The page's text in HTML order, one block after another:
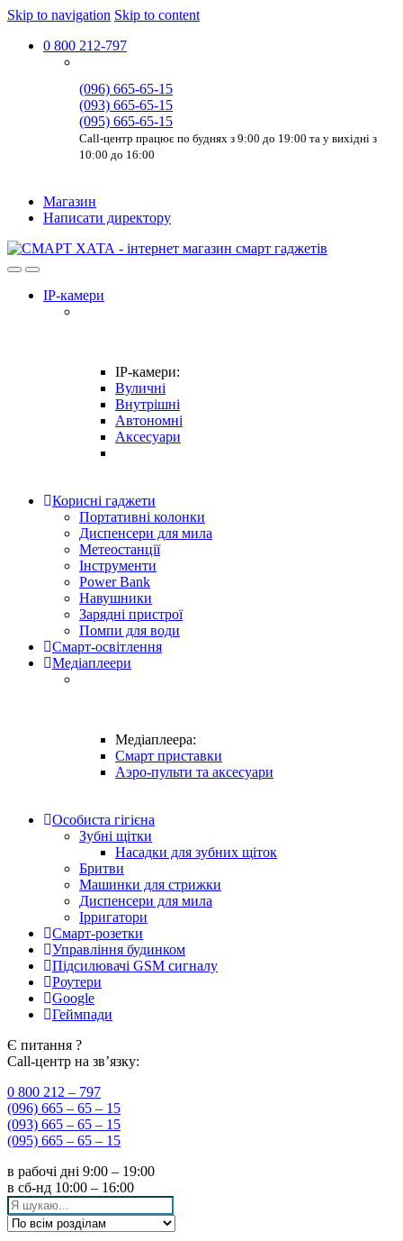
Skip to navigation Skip to content
0 800 212-797
(096) 665-65-15
(093) 665-65-15
(095) 665-65-15
Call-центр працює по буднях з 9:00 до 19:00 та у вихідні з
10:00 до 16:00
Магазин
Написати директору
IP-камери
IP-камери:
Вуличні
Внутрішні
Автономні
Аксесуари
Корисні гаджети
Портативні колонки
Диспенсери для мила
Метеостанції
Інструменти
Power Bank
Навушники
Зарядні пристрої
Помпи для води
Смарт-освітлення
Медіаплеери
Медіаплеера:
Смарт приставки
Аэро-пульти та аксесуари
Особиста гігієна
Зубні щітки
Насадки для зубних щіток
Бритви
Машинки для стрижки
Диспенсери для мила
Ірригатори
Смарт-розетки
Управління будинком
Підсилювачі GSM сигналу
Роутери
Google
Геймпади
Є питання ?
Call-центр на зв’язку:
0 800 212 – 797
(096) 665 – 65 – 15
(093) 665 – 65 – 15
(095) 665 – 65 – 15
в рабочі дні 9:00 – 19:00
в сб-нд 10:00 – 16:00
Search
for: